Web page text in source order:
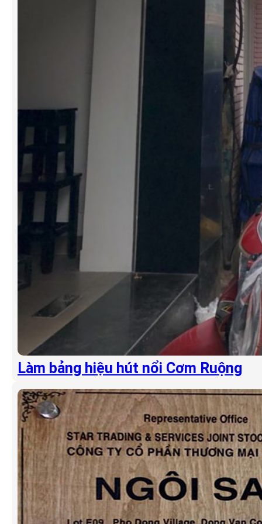
Làm bảng hiệu hút nổi Cơm Ruộng